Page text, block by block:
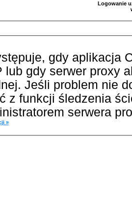
Logowanie
gdy aplikacja
lub gdy serwer proxy
Jeśli problem nie
z funkcji śledzenia
serwera
»